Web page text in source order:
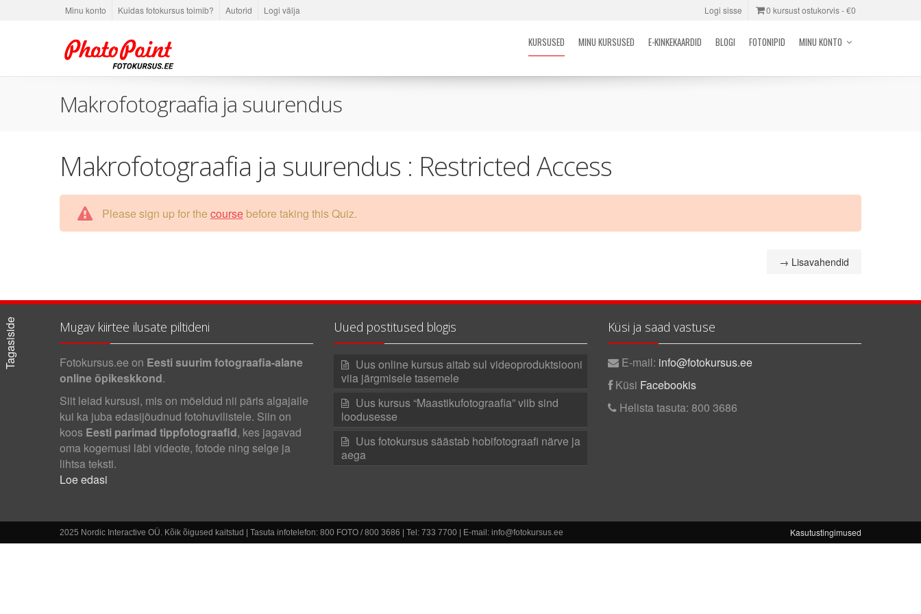
Minu konto Kuidas fotokursus toimib? Autorid Logi välja Logi sisse 0 kursust ostukorvis -€0
KURSUSED MINU KURSUSED E-KINKEKAARDID BLOGI FOTONIPID MINU KONTO
Makrofotograafia ja suurendus
Makrofotograafia ja suurendus : Restricted Access
Please sign up for thecoursebefore taking this Quiz.
→ Lisavahendid
Mugav kiirtee ilusate piltideni
Fotokursus.ee on Eesti suurim fotograafia-alane
online õpikeskkond.
Siit leiad kursusi, mis on mõeldud nii päris algajaile
kui ka juba edasijõudnud fotohuvilistele. Siin on
koos Eesti parimad tippfotograafid, kes jagavad
oma kogemusi läbi videote, fotode ning selge ja
lihtsa teksti.
Loe edasi
Uued postitused blogis
Uus online kursus aitab sul videoproduktsiooni
viia järgmisele tasemele
Uus kursus “Maastikufotograafia” viib sind
loodusesse
Uus fotokursus säästab hobifotograafi närve ja
aega
Küsi ja saad vastuse
E-mail: info@fotokursus.ee
Küsi Facebookis
Helista tasuta: 800 3686
2025 Nordic Interactive OÜ. Kõik õigused kaitstud | Tasuta infotelefon: 800 FOTO / 800 3686 | Tel: 733 7700 | E-mail: info@fotokursus.ee Kasutustingimused
Tagasiside